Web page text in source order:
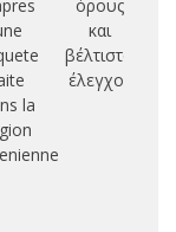
la
όρους
και
βέλτιστος
έλεγχος